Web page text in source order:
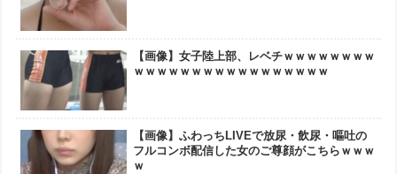
【画像】女子陸上部、レベチｗｗｗｗｗｗｗｗ
ｗｗｗｗｗｗｗｗｗｗｗｗｗｗｗｗｗ
【画像】ふわっちLIVEで放尿・飲尿・嘔吐の
フルコンボ配信した女のご尊顔がこちらｗｗｗ
ｗ